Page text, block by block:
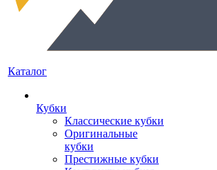
Каталог
Кубки
Классические кубки
Оригинальные
кубки
Престижные кубки